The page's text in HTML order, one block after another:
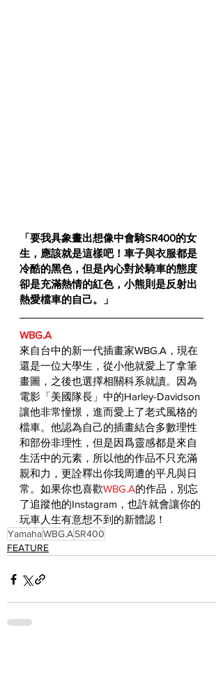
「要我具象畫出想像中會騎SR400的女
生，應該就是這樣吧！車子與衣服都是
冷酷的黑色，但是內心對於騎車的態度
卻是充滿熱情的紅色，小熊則是反射出
熱愛檔車的自己。」
WBG.A
來自台中的新一代插畫家WBG.A，現在
還是一位大學生，從小他就愛上了拿筆
畫圖，之後也選擇相關科系就讀。因為
電影「美國隊長」中的Harley-Davidson
讓他非常憧憬，進而愛上了老式風格的
檔車。他認為自己的插畫結合多數理性
和部份非理性，但是因爲靈感都是來自
生活中的元素，所以他的作品不只充滿
親和力，更詮釋出你我周遭的平凡與日
常。如果你也喜歡WBG.A的作品，別忘
了追蹤他的Instagram，也許就會讓你的
玩車人生有意想不到的新體認！
YamahaWBG.ASR400
FEATURE